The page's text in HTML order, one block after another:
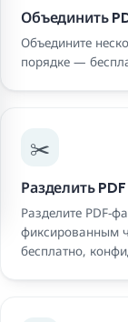
Объединить
Объедините
порядке —
✂️
Разделить PDF
Разделите PDF-
фиксированным
бесплатно,